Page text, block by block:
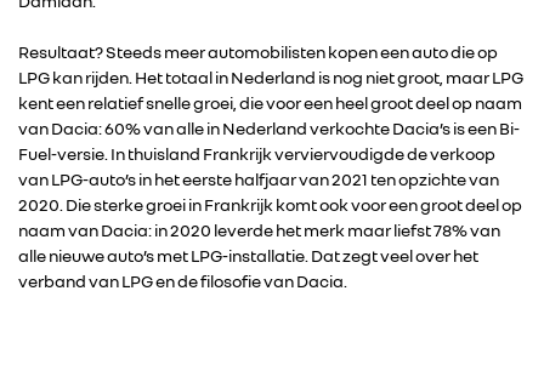
RENAULT GROUP
Resultaat? Steeds meer automobilisten kopen een auto die op
LPG kan rijden. Het totaal in Nederland is nog niet groot, maar LPG
kent een relatief snelle groei, die voor een heel groot deel op naam
van Dacia: 60% van alle in Nederland verkochte Dacia’s is een Bi-
Fuel-versie. In thuisland Frankrijk verviervoudigde de verkoop
van LPG-auto’s in het eerste halfjaar van 2021 ten opzichte van
2020. Die sterke groei in Frankrijk komt ook voor een groot deel op
naam van Dacia: in 2020 leverde het merk maar liefst 78% van
alle nieuwe auto’s met LPG-installatie. Dat zegt veel over het
verband van LPG en de filosofie van Dacia.